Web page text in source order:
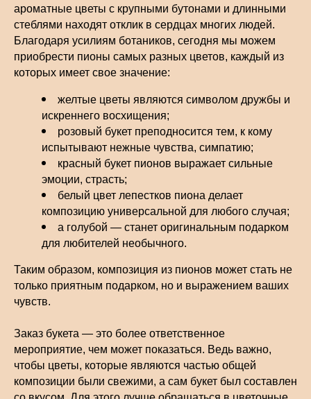
ароматные цветы с крупными бутонами и длинными
стеблями находят отклик в сердцах многих людей.
Благодаря усилиям ботаников, сегодня мы можем
приобрести пионы самых разных цветов, каждый из
которых имеет свое значение:
желтые цветы являются символом дружбы и
искреннего восхищения;
розовый букет преподносится тем, к кому
испытывают нежные чувства, симпатию;
красный букет пионов выражает сильные
эмоции, страсть;
белый цвет лепестков пиона делает
композицию универсальной для любого случая;
а голубой — станет оригинальным подарком
для любителей необычного.
Таким образом, композиция из пионов может стать не
только приятным подарком, но и выражением ваших
чувств.
Заказ букета — это более ответственное
мероприятие, чем может показаться. Ведь важно,
чтобы цветы, которые являются частью общей
композиции были свежими, а сам букет был составлен